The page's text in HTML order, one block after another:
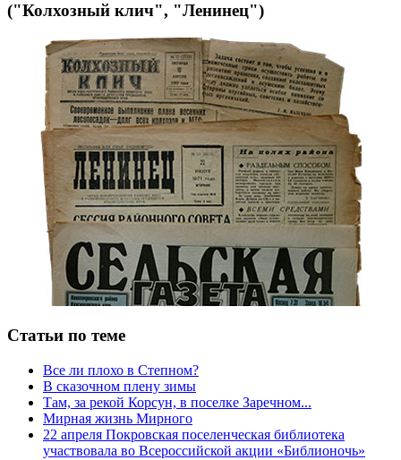
("Колхозный клич", "Ленинец")
Статьи по теме
Все ли плохо в Степном?
В сказочном плену зимы
Там, за рекой Корсун, в поселке Заречном...
Мирная жизнь Мирного
22 апреля Покровская поселенческая библиотека
участвовала во Всероссийской акции «Библионочь»